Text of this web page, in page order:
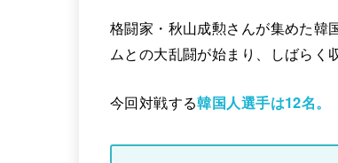
格闘家・秋山成勲さんが集めた韓
ムとの大乱闘が始まり、しばらく
今回対戦する韓国人選手は12名。